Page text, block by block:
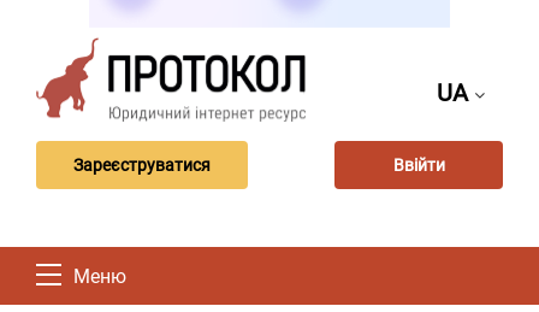
UA
Зареєструватися Ввійти
Меню